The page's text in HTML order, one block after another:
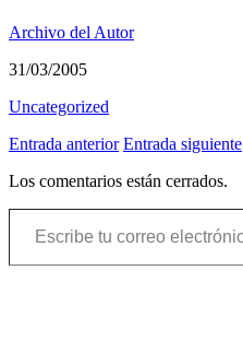
Archivo del Autor
31/03/2005
Uncategorized
Entrada anterior Entrada siguiente
Los comentarios están cerrados.
Escribe tu correo electrónico…